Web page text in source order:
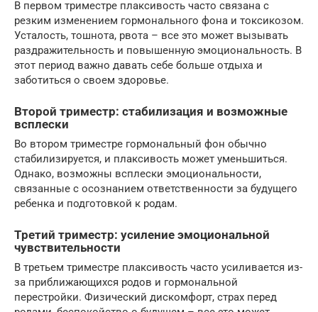
В первом триместре плаксивость часто связана с
резким изменением гормонального фона и токсикозом.
Усталость, тошнота, рвота – все это может вызывать
раздражительность и повышенную эмоциональность. В
этот период важно давать себе больше отдыха и
заботиться о своем здоровье.
Второй триместр: стабилизация и возможные
всплески
Во втором триместре гормональный фон обычно
стабилизируется, и плаксивость может уменьшиться.
Однако, возможны всплески эмоциональности,
связанные с осознанием ответственности за будущего
ребенка и подготовкой к родам.
Третий триместр: усиление эмоциональной
чувствительности
В третьем триместре плаксивость часто усиливается из-
за приближающихся родов и гормональной
перестройки. Физический дискомфорт, страх перед